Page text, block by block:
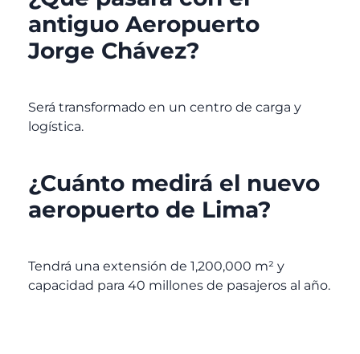
antiguo Aeropuerto
Jorge Chávez?
Será transformado en un centro de carga y
logística.
¿Cuánto medirá el nuevo
aeropuerto de Lima?
Tendrá una extensión de 1,200,000 m² y
capacidad para 40 millones de pasajeros al año.